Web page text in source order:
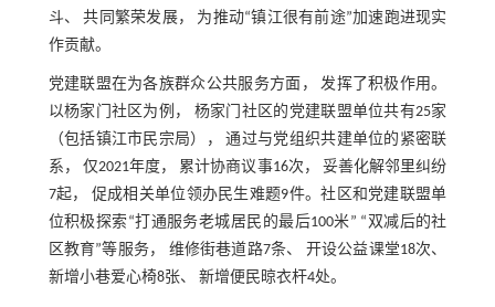
斗、 共同繁荣发展， 为推动“镇江很有前途”加速跑进现实
作贡献。
党建联盟在为各族群众公共服务方面， 发挥了积极作用。
以杨家门社区为例， 杨家门社区的党建联盟单位共有25家
（包括镇江市民宗局）， 通过与党组织共建单位的紧密联
系， 仅2021年度， 累计协商议事16次， 妥善化解邻里纠纷
7起， 促成相关单位领办民生难题9件。社区和党建联盟单
位积极探索“打通服务老城居民的最后100米” “双减后的社
区教育”等服务， 维修街巷道路7条、 开设公益课堂18次、
新增小巷爱心椅8张、 新增便民晾衣杆4处。